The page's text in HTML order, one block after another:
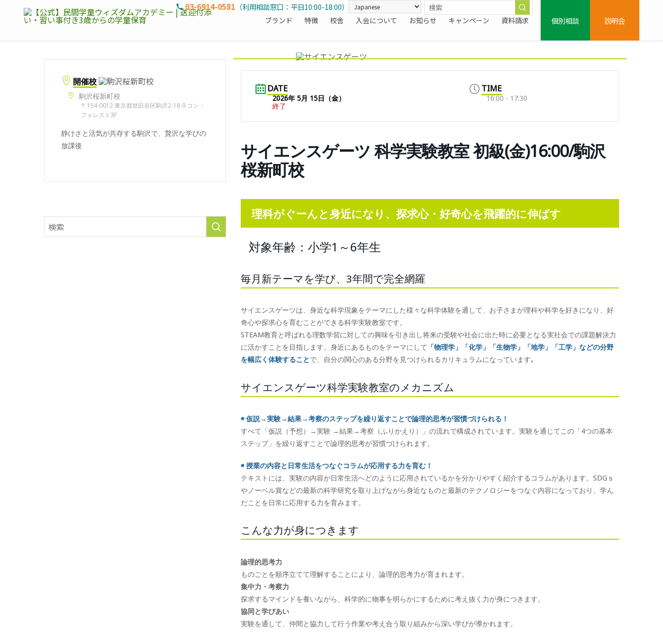
ブランド 特徴 校舎 入会について お知らせ キャンペーン 資料請求
03-6914-0581 （利用相談窓口：平日10:00-18:00）
個別相談
説明会
開催校
駒沢桜新町校
〒154-0012 東京都世田谷区駒沢2-18-9 コン・
フォレスト3F
静けさと活気が共存する駒沢で、贅沢な学びの
放課後
DATE
2026年 5月 15日（金）
終了
TIME
16:00 - 17:30
サイエンスゲーツ 科学実験教室 初級(金)16:00/駒沢
桜新町校
理科がぐーんと身近になり、探求心・好奇心を飛躍的に伸ばす
対象年齢：小学1～6年生
毎月新テーマを学び、3年間で完全網羅
サイエンスゲーツは、身近な科学現象をテーマにした様々な科学体験を通して、お子さまが理科や科学を好きになり、好
奇心や探求心を育むことができる科学実験教室です。
STEAM教育と呼ばれる理数学習に対しての興味を引き出し将来の受験や社会に出た時に必要となる実社会での課題解決力
に活かすことを目指します。身近にあるものをテーマにして 「物理学」「化学」「生物学」「地学」「工学」などの分野
を幅広く体験することで、自分の関心のある分野を見つけられるカリキュラムになっています｡
サイエンスゲーツ科学実験教室のメカニズム
◉ 仮説→実験→結果→考察のステップを繰り返すことで論理的思考が習慣づけられる！
すべて「仮説（予想）→実験 →結果→考察（ふりかえり）」の流れで構成されています。実験を通じてこの「4つの基本
ステップ」を繰り返すことで論理的思考が習慣づけられます。
◉ 授業の内容と日常生活をつなぐコラムが応用する力を育む！
テキストには、実験の内容が日常生活へどのように応用されているかを分かりやすく紹介するコラムがあります。SDGｓ
やノーベル賞などの最新の科学研究を取り上げながら身近なものと最新のテクノロジーをつなぐ内容になっており、学ん
だことを日常に応用する力を育みます。
こんな力が身につきます
論理的思考力
ものごとを順序立てて理解することにより、論理的思考力が育まれます。
集中力・考察力
探求するマインドを養いながら、科学的に物事を明らかにするために考え抜く力が身につきます。
協同と学びあい
実験を通して、仲間と協力して行う作業や考え合う取り組みから深い学びが導かれます。